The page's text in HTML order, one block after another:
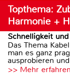
Topthema:
Harmonie +
Schnelligkeit
Das Thema
man es ganz
ausprobieren
>> Mehr erfahren